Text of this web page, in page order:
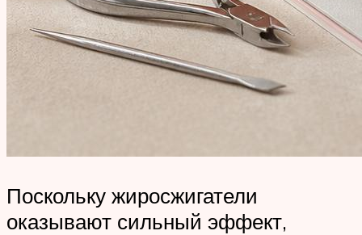
Поскольку жиросжигатели
оказывают сильный эффект,